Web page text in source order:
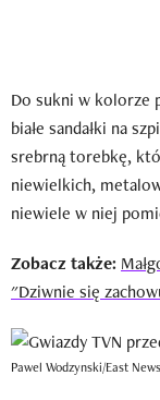
Do sukni w kolorze
białe sandałki na
srebrną torebkę,
niewielkich,
niewiele w niej
Zobacz także:
"Dziwnie się
Pawel Wodzynski/East News